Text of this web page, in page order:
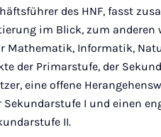
des HNF, fasst
im Blick, zum anderen
Mathematik, Informatik,
der Primarstufe, der
eine offene
I und einen
II.